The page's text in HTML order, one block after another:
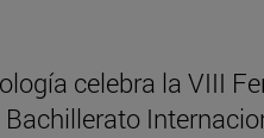
celebra la VIII